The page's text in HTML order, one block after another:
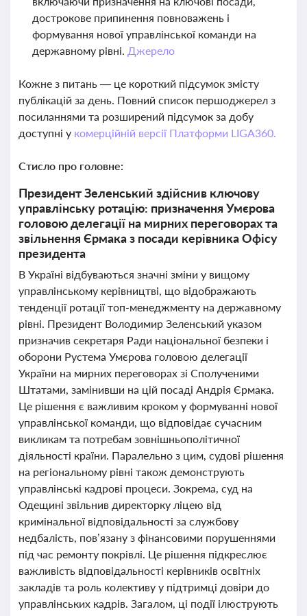
дострокове припинення повноважень і
формування нової управлінської команди на
державному рівні. Джерело
Кожне з питань — це короткий підсумок змісту
публікацій за день. Повний список першоджерел з
посиланнями та розширений підсумок за добу
доступні у комерційній версії Платформи LIGA360.
Стисло про головне:
Президент Зеленський здійснив ключову
управлінську ротацію: призначення Умєрова
головою делегації на мирних переговорах та
звільнення Єрмака з посади керівника Офісу
президента
В Україні відбуваються значні зміни у вищому
управлінському керівництві, що відображають
тенденції ротації топ-менеджменту на державному
рівні. Президент Володимир Зеленський указом
призначив секретаря Ради національної безпеки і
оборони Рустема Умєрова головою делегації
України на мирних переговорах зі Сполученими
Штатами, замінивши на цій посаді Андрія Єрмака.
Це рішення є важливим кроком у формуванні нової
управлінської команди, що відповідає сучасним
викликам та потребам зовнішньополітичної
діяльності країни. Паралельно з цим, судові рішення
на регіональному рівні також демонструють
управлінські кадрові процеси. Зокрема, суд на
Одещині звільнив директорку ліцею від
кримінальної відповідальності за службову
недбалість, пов’язану з фінансовими порушеннями
під час ремонту покрівлі. Це рішення підкреслює
важливість відповідальності керівників освітніх
закладів та роль колективу у підтримці довіри до
управлінських кадрів. Загалом, ці події ілюструють